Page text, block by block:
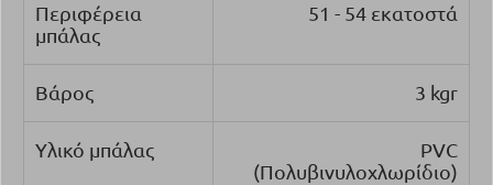
Περιφέρεια
μπάλας
51 - 54 εκατοστά
Βάρος 3 kgr
Υλικό μπάλας
PVC
(Πολυβινυλοχλωρίδιο)